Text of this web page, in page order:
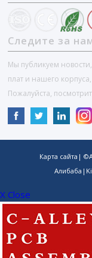
Следите за
Мы публикуем
плат и нашего
Пожалуйста,
Карта сайта |
Алибаба |
X Close